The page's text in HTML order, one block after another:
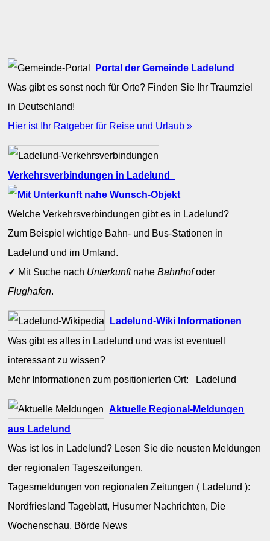
Portal der Gemeinde Ladelund
Was gibt es sonst noch für Orte? Finden Sie Ihr Traumziel
in Deutschland!
Hier ist Ihr Ratgeber für Reise und Urlaub »
Verkehrsverbindungen in Ladelund
Welche Verkehrsverbindungen gibt es in Ladelund?
Zum Beispiel wichtige Bahn- und Bus-Stationen in
Ladelund und im Umland.
✓ Mit Suche nach UnterkunftnaheBahnhofoder
Flughafen.
Ladelund-Wiki Informationen
Was gibt es alles in Ladelund und was ist eventuell
interessant zu wissen?
Mehr Informationen zum positionierten Ort: Ladelund
Aktuelle Regional-Meldungen
aus Ladelund
Was ist los in Ladelund? Lesen Sie die neusten Meldungen
der regionalen Tageszeitungen.
Tagesmeldungen von regionalen Zeitungen ( Ladelund ):
Nordfriesland Tageblatt, Husumer Nachrichten, Die
Wochenschau, Börde News